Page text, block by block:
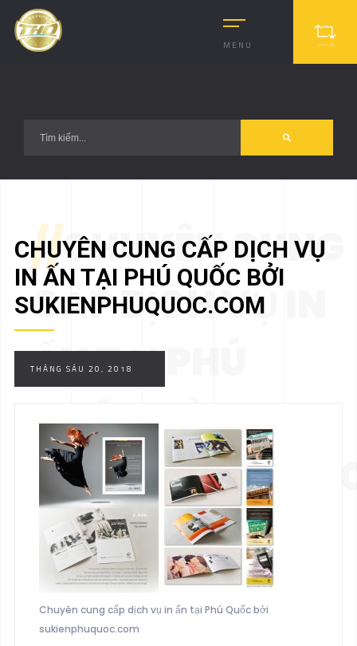
MENU
//CHUYÊN CUNG
CẤP DỊCH VỤ IN
ẤN TẠI PHÚ
QUỐC BỞI
CHUYÊN CUNG CẤP DỊCH VỤ
IN ẤN TẠI PHÚ QUỐC BỞI
SUKIENPHUQUOC.COM
THÁNG SÁU 20, 2018
Chuyên cung cấp dịch vụ in ấn tại Phú Quốc bởi
sukienphuquoc.com